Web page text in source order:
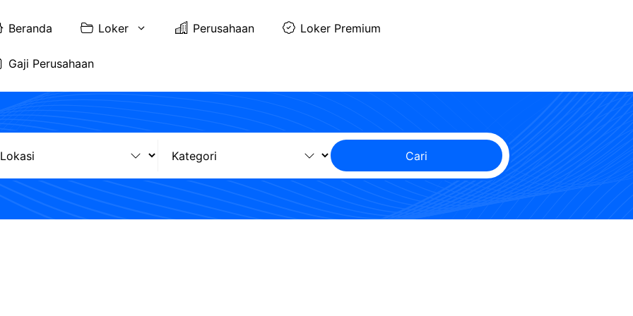
Beranda Loker Perusahaan Loker Premium
Gaji Perusahaan
Cari